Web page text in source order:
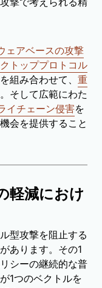
ェアベースの攻撃
トッププロトコル
組み合わせて、 重
そして広範にわた
イチェーン侵害を
会を提供すること
軽減におけ
型攻撃を阻止する
あります。その1
シーの継続的な普
1つのベクトルを